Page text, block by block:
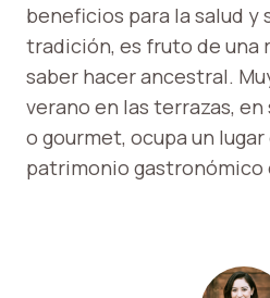
beneficios para la salud y
tradición, es fruto de una
saber hacer ancestral.
verano en las terrazas,
o gourmet, ocupa un
patrimonio gastronómico